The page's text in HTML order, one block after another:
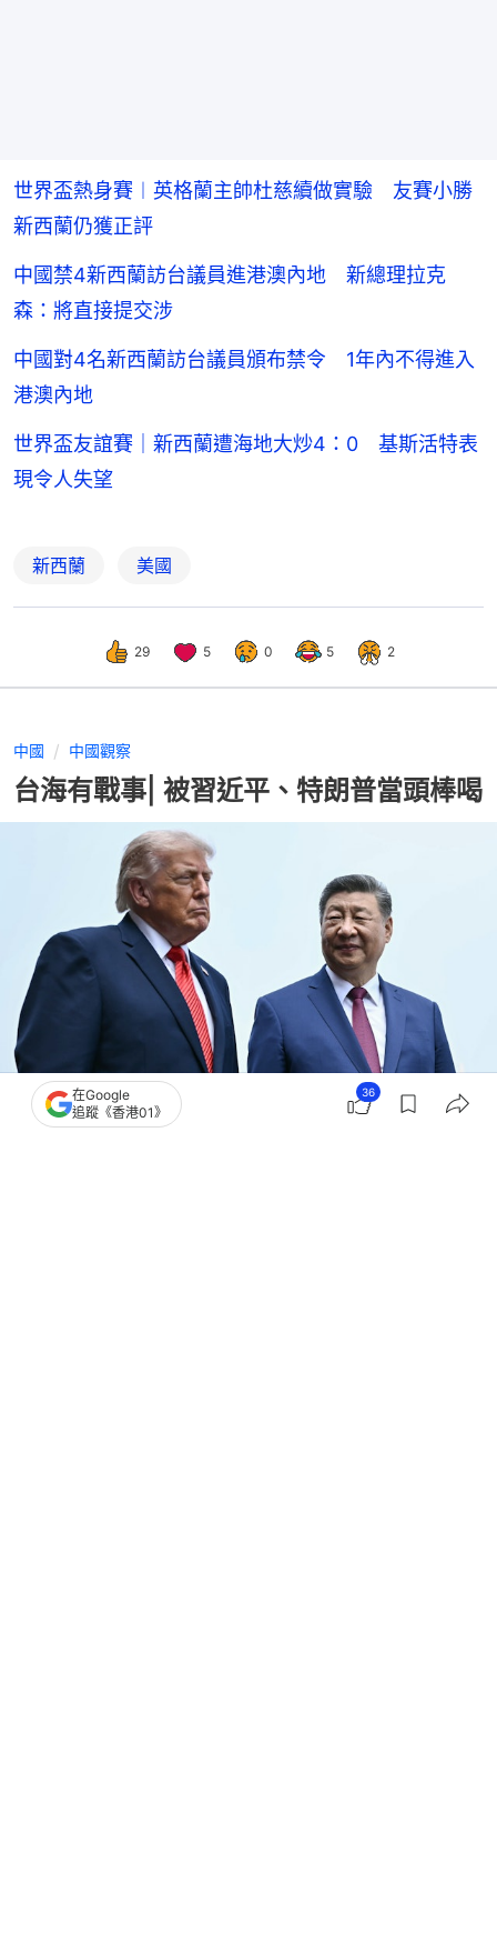
世界盃熱身賽︱英格蘭主帥杜慈續做實驗 友賽小勝
新西蘭仍獲正評
中國禁4新西蘭訪台議員進港澳內地 新總理拉克
森：將直接提交涉
中國對4名新西蘭訪台議員頒布禁令 1年內不得進入
港澳內地
世界盃友誼賽｜新西蘭遭海地大炒4：0 基斯活特表
現令人失望
新西蘭 美國
29 5 0 5 2
中國 中國觀察
台海有戰事| 被習近平、特朗普當頭棒喝
撰文：梁平
出版：2026-05-17 17:36
在Google
追蹤《香港01》
36